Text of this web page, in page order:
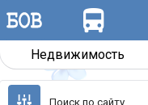
Недвижимость
Перейти